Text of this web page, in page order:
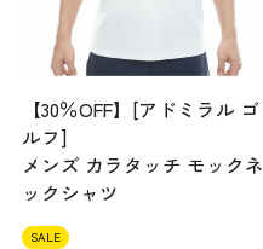
【30％OFF】[アドミラル ゴ
ルフ]
メンズ カラタッチ モックネ
ックシャツ
SALE